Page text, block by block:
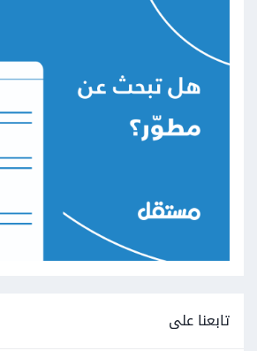
تابعنا على